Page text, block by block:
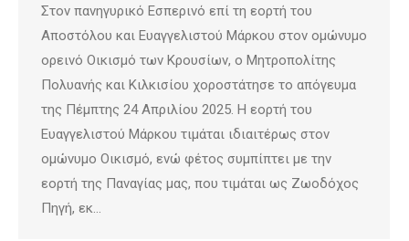
Στον πανηγυρικό Εσπερινό επί τη εορτή του
Αποστόλου και Ευαγγελιστού Μάρκου στον ομώνυμο
ορεινό Οικισμό των Κρουσίων, ο Μητροπολίτης
Πολυανής και Κιλκισίου χοροστάτησε το απόγευμα
της Πέμπτης 24 Απριλίου 2025. Η εορτή του
Ευαγγελιστού Μάρκου τιμάται ιδιαιτέρως στον
ομώνυμο Οικισμό, ενώ φέτος συμπίπτει με την
εορτή της Παναγίας μας, που τιμάται ως Ζωοδόχος
Πηγή, εκ…